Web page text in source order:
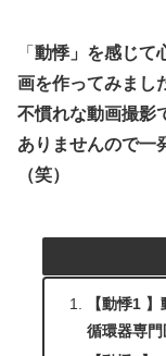
「 動悸」を感じて
画を作ってみまし
不慣れな動画撮影
ありませんので一
（笑）
【動悸1
循環器専